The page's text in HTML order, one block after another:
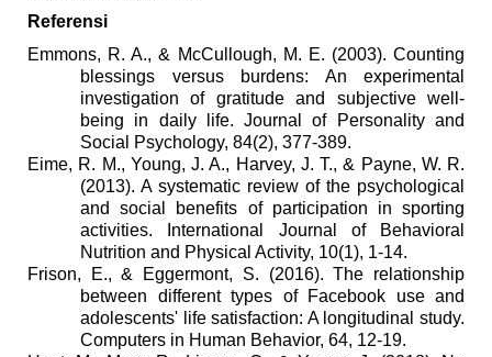
Referensi
Emmons, R. A., & McCullough, M. E. (2003). Counting
blessings versus burdens: An experimental
investigation of gratitude and subjective well-
being in daily life. Journal of Personality and
Social Psychology, 84(2), 377-389.
Eime, R. M., Young, J. A., Harvey, J. T., & Payne, W. R.
(2013). A systematic review of the psychological
and social benefits of participation in sporting
activities. International Journal of Behavioral
Nutrition and Physical Activity, 10(1), 1-14.
Frison, E., & Eggermont, S. (2016). The relationship
between different types of Facebook use and
adolescents' life satisfaction: A longitudinal study.
Computers in Human Behavior, 64, 12-19.